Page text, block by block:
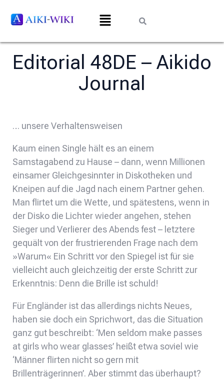
Editorial 48DE – Aikido
Journal
… unsere Verhaltensweisen
Kaum einen Single hält es an einem
Samstagabend zu Hause – dann, wenn Millionen
einsamer Gleichgesinnter in Diskotheken und
Kneipen auf die Jagd nach einem Partner gehen.
Man flirtet um die Wette, und spätestens, wenn in
der Disko die Lichter wieder angehen, stehen
Sieger und Verlierer des Abends fest – letztere
gequält von der frustrierenden Frage nach dem
»Warum« Ein Schritt vor den Spiegel ist für sie
vielleicht auch gleichzeitig der erste Schritt zur
Erkenntnis: Denn die Brille ist schuld!
Für Engländer ist das allerdings nichts Neues,
haben sie doch ein Sprichwort, das die Situation
ganz gut beschreibt: ‘Men seldom make passes
at girls who wear glasses’ heißt etwa soviel wie
‘Männer flirten nicht so gern mit
Brillenträgerinnen’. Aber stimmt das überhaupt?